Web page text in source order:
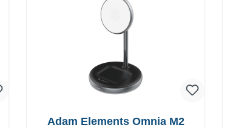
Adam Elements Omnia M2